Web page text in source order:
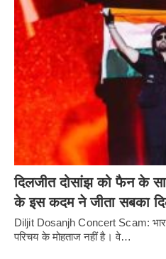
दिलजीत दोसांझ को फैन के
के इस कदम ने जीता सबका
Diljit Dosanjh Concert Scam:
परिचय के मोहताज नहीं है। वे…